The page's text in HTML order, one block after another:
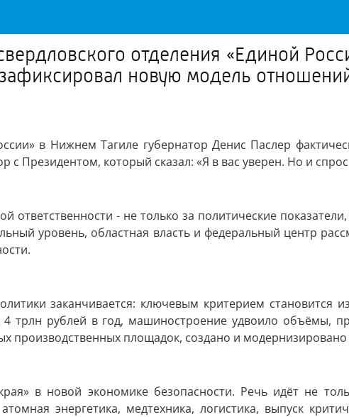
отделения «Единой
новую модель
в Нижнем Тагиле губернатор Денис Паслер
Президентом, который сказал: «Я в вас уверен. Но и
ответственности - не только за политические
уровень, областная власть и федеральный центр
заканчивается: ключевым критерием становится
трлн рублей в год, машиностроение удвоило объёмы,
производственных площадок, создано и
в новой экономике безопасности. Речь идёт не
энергетика, медтехника, логистика, выпуск